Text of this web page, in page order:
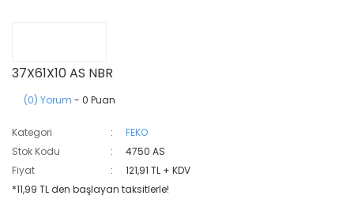
37X61X10 AS NBR
(0) Yorum - 0 Puan
Kategori
FEKO
Stok Kodu
4750 AS
Fiyat
121,91 TL + KDV
*11,99 TL den başlayan taksitlerle!